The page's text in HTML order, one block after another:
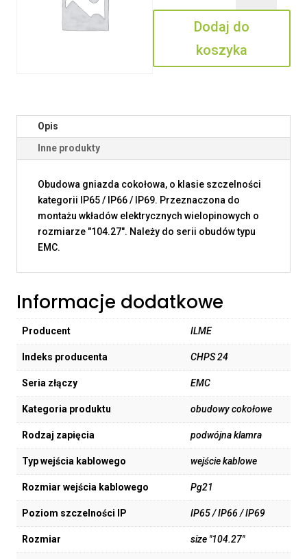
24
Dodaj do
koszyka
Opis
Inne produkty
Obudowa gniazda cokołowa, o klasie szczelności
kategorii IP65 / IP66 / IP69. Przeznaczona do
montażu wkładów elektrycznych wielopinowych o
rozmiarze "104.27". Należy do serii obudów typu
EMC.
Informacje dodatkowe
Producent ILME
Indeks producenta CHPS 24
Seria złączy EMC
Kategoria produktu obudowy cokołowe
Rodzaj zapięcia podwójna klamra
Typ wejścia kablowego wejście kablowe
Rozmiar wejścia kablowego Pg21
Poziom szczelności IP IP65 / IP66 / IP69
Rozmiar size "104.27"